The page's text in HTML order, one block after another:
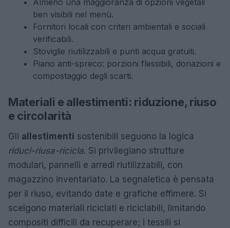
Almeno una maggioranza di opzioni vegetali
ben visibili nel menù.
Fornitori locali con criteri ambientali e sociali
verificabili.
Stoviglie riutilizzabili e punti acqua gratuiti.
Piano anti-spreco: porzioni flessibili, donazioni e
compostaggio degli scarti.
Materiali e allestimenti: riduzione, riuso
e circolarità
Gli allestimenti sostenibili seguono la logica
riduci-riusa-ricicla. Si privilegiano strutture
modulari, pannelli e arredi riutilizzabili, con
magazzino inventariato. La segnaletica è pensata
per il riuso, evitando date e grafiche effimere. Si
scelgono materiali riciclati e riciclabili, limitando
compositi difficili da recuperare; i tessili si